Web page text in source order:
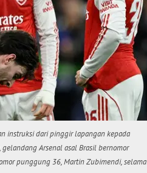
instruksi dari pinggir lapangan kepada
Arsenal asal Brasil bernomor
punggung 36, Martin Zubimendi, selama